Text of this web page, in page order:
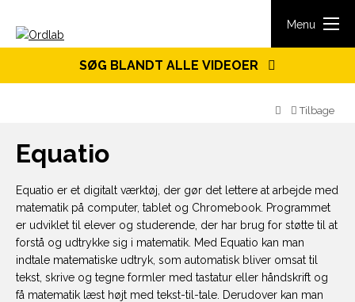
Menu
SØG BLANDT ALLE VIDEOER
Tilbage
Equatio
Equatio er et digitalt værktøj, der gør det lettere at arbejde med
matematik på computer, tablet og Chromebook. Programmet
er udviklet til elever og studerende, der har brug for støtte til at
forstå og udtrykke sig i matematik. Med Equatio kan man
indtale matematiske udtryk, som automatisk bliver omsat til
tekst, skrive og tegne formler med tastatur eller håndskrift og
få matematik læst højt med tekst-til-tale. Derudover kan man